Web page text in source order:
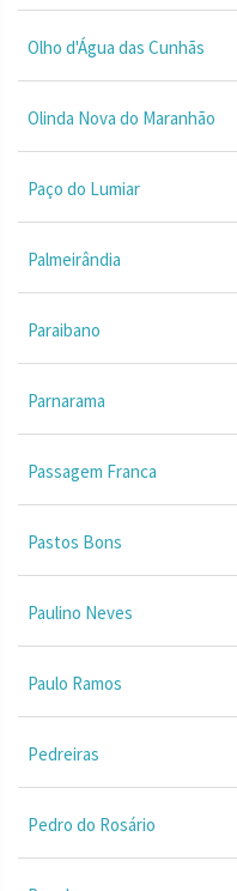
Olho d'Água das Cunhãs
Olinda Nova do Maranhão
Paço do Lumiar
Palmeirândia
Paraibano
Parnarama
Passagem Franca
Pastos Bons
Paulino Neves
Paulo Ramos
Pedreiras
Pedro do Rosário